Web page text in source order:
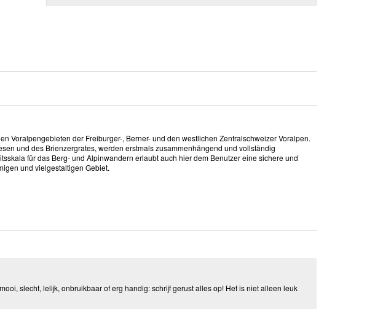
Voralpengebieten der Freiburger-, Berner- und den westlichen Zentralschweizer Voralpen.
und des Brienzergrates, werden erstmals zusammenhängend und vollständig
für das Berg- und Alpinwandern erlaubt auch hier dem Benutzer eine sichere und
und vielgestaltigen Gebiet.
slecht, lelijk, onbruikbaar of erg handig: schrijf gerust alles op! Het is niet alleen leuk